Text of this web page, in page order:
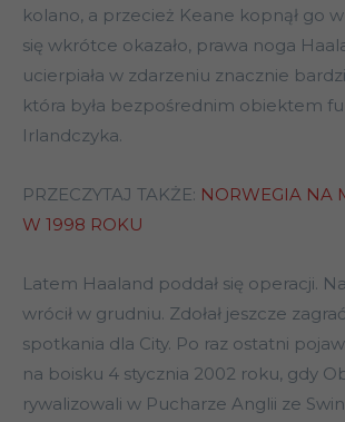
kolano, a przecież Keane kopnął go
się wkrótce okazało, prawa noga
ucierpiała w zdarzeniu znacznie
która była bezpośrednim obiektem
Irlandczyka.
PRZECZYTAJ TAKŻE: NORWEGIA NA
W 1998 ROKU
Latem Haaland poddał się operacji.
wrócił w grudniu. Zdołał jeszcze
spotkania dla City. Po raz ostatni
na boisku 4 stycznia 2002 roku, gdy
rywalizowali w Pucharze Anglii ze